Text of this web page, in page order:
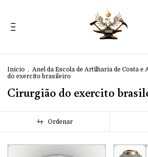
Início . Anel da Escola de Artilharia de Costa e
do exercito brasileiro
Cirurgião do exercito
Ordenar